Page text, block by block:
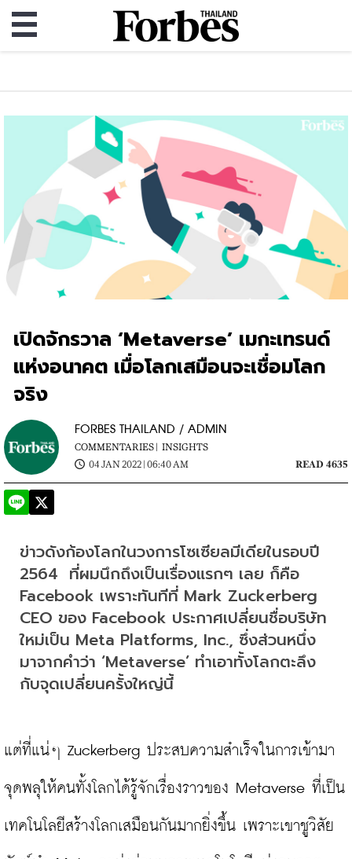
เปิดจักรวาล ‘Metaverse’ เมกะเทรนด์
แห่งอนาคต เมื่อโลกเสมือนจะเชื่อมโลก
จริง
FORBES THAILAND / ADMIN
COMMENTARIES | INSIGHTS
04 JAN 2022 | 06:40 AM
READ 4635
ข่าวดังก้องโลกในวงการโซเซียลมีเดียในรอบปี
2564  ที่ผมนึกถึงเป็นเรื่องแรกๆ เลย ก็คือ
Facebook เพราะทันทีที่ Mark Zuckerberg
CEO ของ Facebook ประกาศเปลี่ยนชื่อบริษัท
ใหม่เป็น Meta Platforms, Inc., ซึ่งส่วนหนึ่ง
มาจากคำว่า ‘Metaverse’ ทำเอาทั้งโลกตะลึง
กับจุดเปลี่ยนครั้งใหญ่นี้
แต่ที่แน่ๆ Zuckerberg ประสบความสำเร็จในการเข้ามา
จุดพลุให้คนทั้งโลกได้รู้จักเรื่องราวของ Metaverse ที่เป็น
เทคโนโลยีสร้างโลกเสมือนกันมากยิ่งขึ้น เพราะเขาชูวิสัย